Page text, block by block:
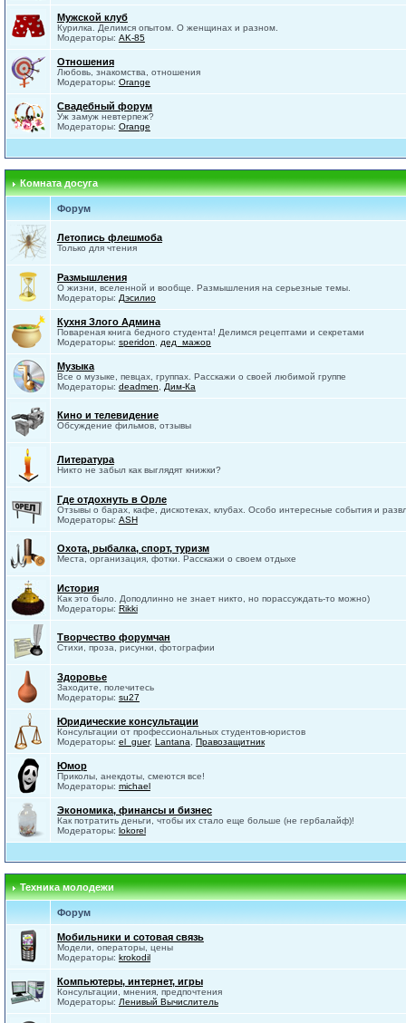
Мужской клуб
Курилка. Делимся опытом. О женщинах и разном.
Модераторы: AK-85
Отношения
Любовь, знакомства, отношения
Модераторы: Orange
Свадебный форум
Уж замуж невтерпеж?
Модераторы: Orange
Комната досуга
Форум
Летопись флешмоба
Только для чтения
Размышления
О жизни, вселенной и вообще. Размышления на серьезные темы.
Модераторы: Дэсилио
Кухня Злого Админа
Повареная книга бедного студента! Делимся рецептами и секретами
Модераторы: speridon дед_мажор
Музыка
Все о музыке, певцах, группах. Расскажи о своей любимой группе
Модераторы: deadmen Дим-Ка
Кино и телевидение
Обсуждение фильмов, отзывы
Литература
Никто не забыл как выглядят книжки?
Где отдохнуть в Орле
Отзывы о барах, кафе, дискотеках, клубах. Особо интересные события и
Модераторы: ASH
Охота, рыбалка, спорт, туризм
Места, организация, фотки. Расскажи о своем отдыхе
История
Как это было. Доподлинно не знает никто, но порассуждать-то можно)
Модераторы: Rikki
Творчество форумчан
Стихи, проза, рисунки, фотографии
Здоровье
Заходите, полечитесь
Модераторы: su27
Юридические консультации
Консультации от профессиональных студентов-юристов
Модераторы: el_guer, Lantana Правозащитник
Юмор
Приколы, анекдоты, смеются все!
Модераторы: michael
Экономика, финансы и бизнес
Как потратить деньги, чтобы их стало еще больше (не гербалайф)!
Модераторы: lokorel
Техника молодежи
Форум
Мобильники и сотовая связь
Модели, операторы, цены
Модераторы: krokodil
Компьютеры, интернет, игры
Консультации, мнения, предпочтения
Модераторы: Ленивый Вычислитель